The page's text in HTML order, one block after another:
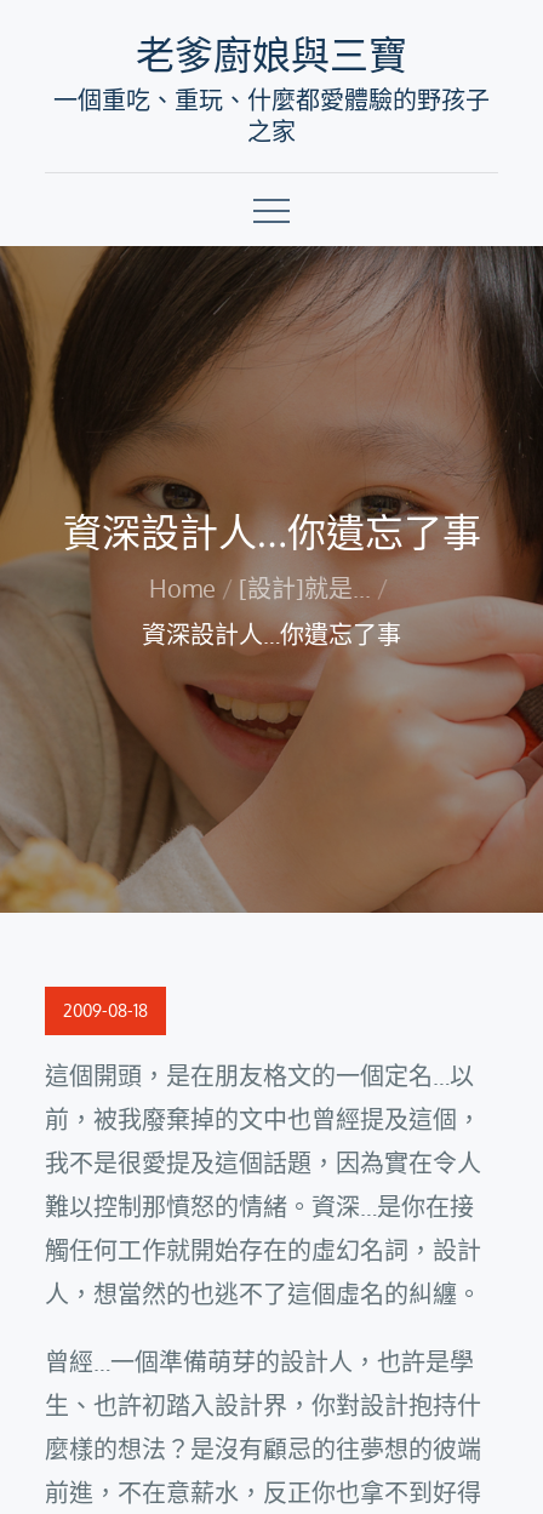
content
老爹廚娘與三寶
一個重吃、重玩、什麼都愛體驗的野孩子
之家
資深設計人…你遺忘了事
Home
[設計]就是...
資深設計人…你遺忘了事
Posted
2009-08-18
這個開頭，是在朋友格文的一個定名…以
前，被我廢棄掉的文中也曾經提及這個，
我不是很愛提及這個話題，因為實在令人
難以控制那憤怒的情緒。資深…是你在接
觸任何工作就開始存在的虛幻名詞，設計
人，想當然的也逃不了這個虛名的糾纏。
曾經…一個準備萌芽的設計人，也許是學
生、也許初踏入設計界，你對設計抱持什
麼樣的想法？是沒有顧忌的往夢想的彼端
前進，不在意薪水，反正你也拿不到好得